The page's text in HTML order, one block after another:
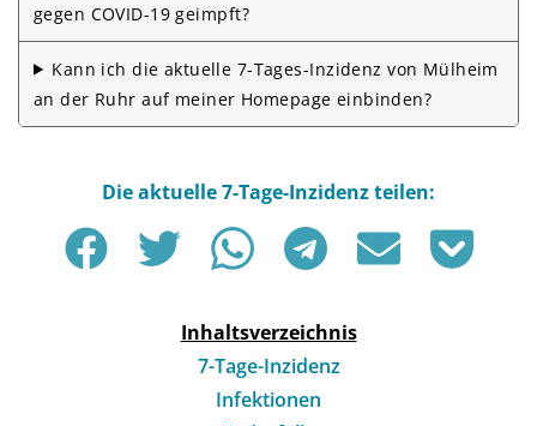
gegen COVID-19 geimpft?
Kann ich die aktuelle 7-Tages-Inzidenz von Mülheim
an der Ruhr auf meiner Homepage einbinden?
Inhaltsverzeichnis
7-Tage-Inzidenz
Infektionen